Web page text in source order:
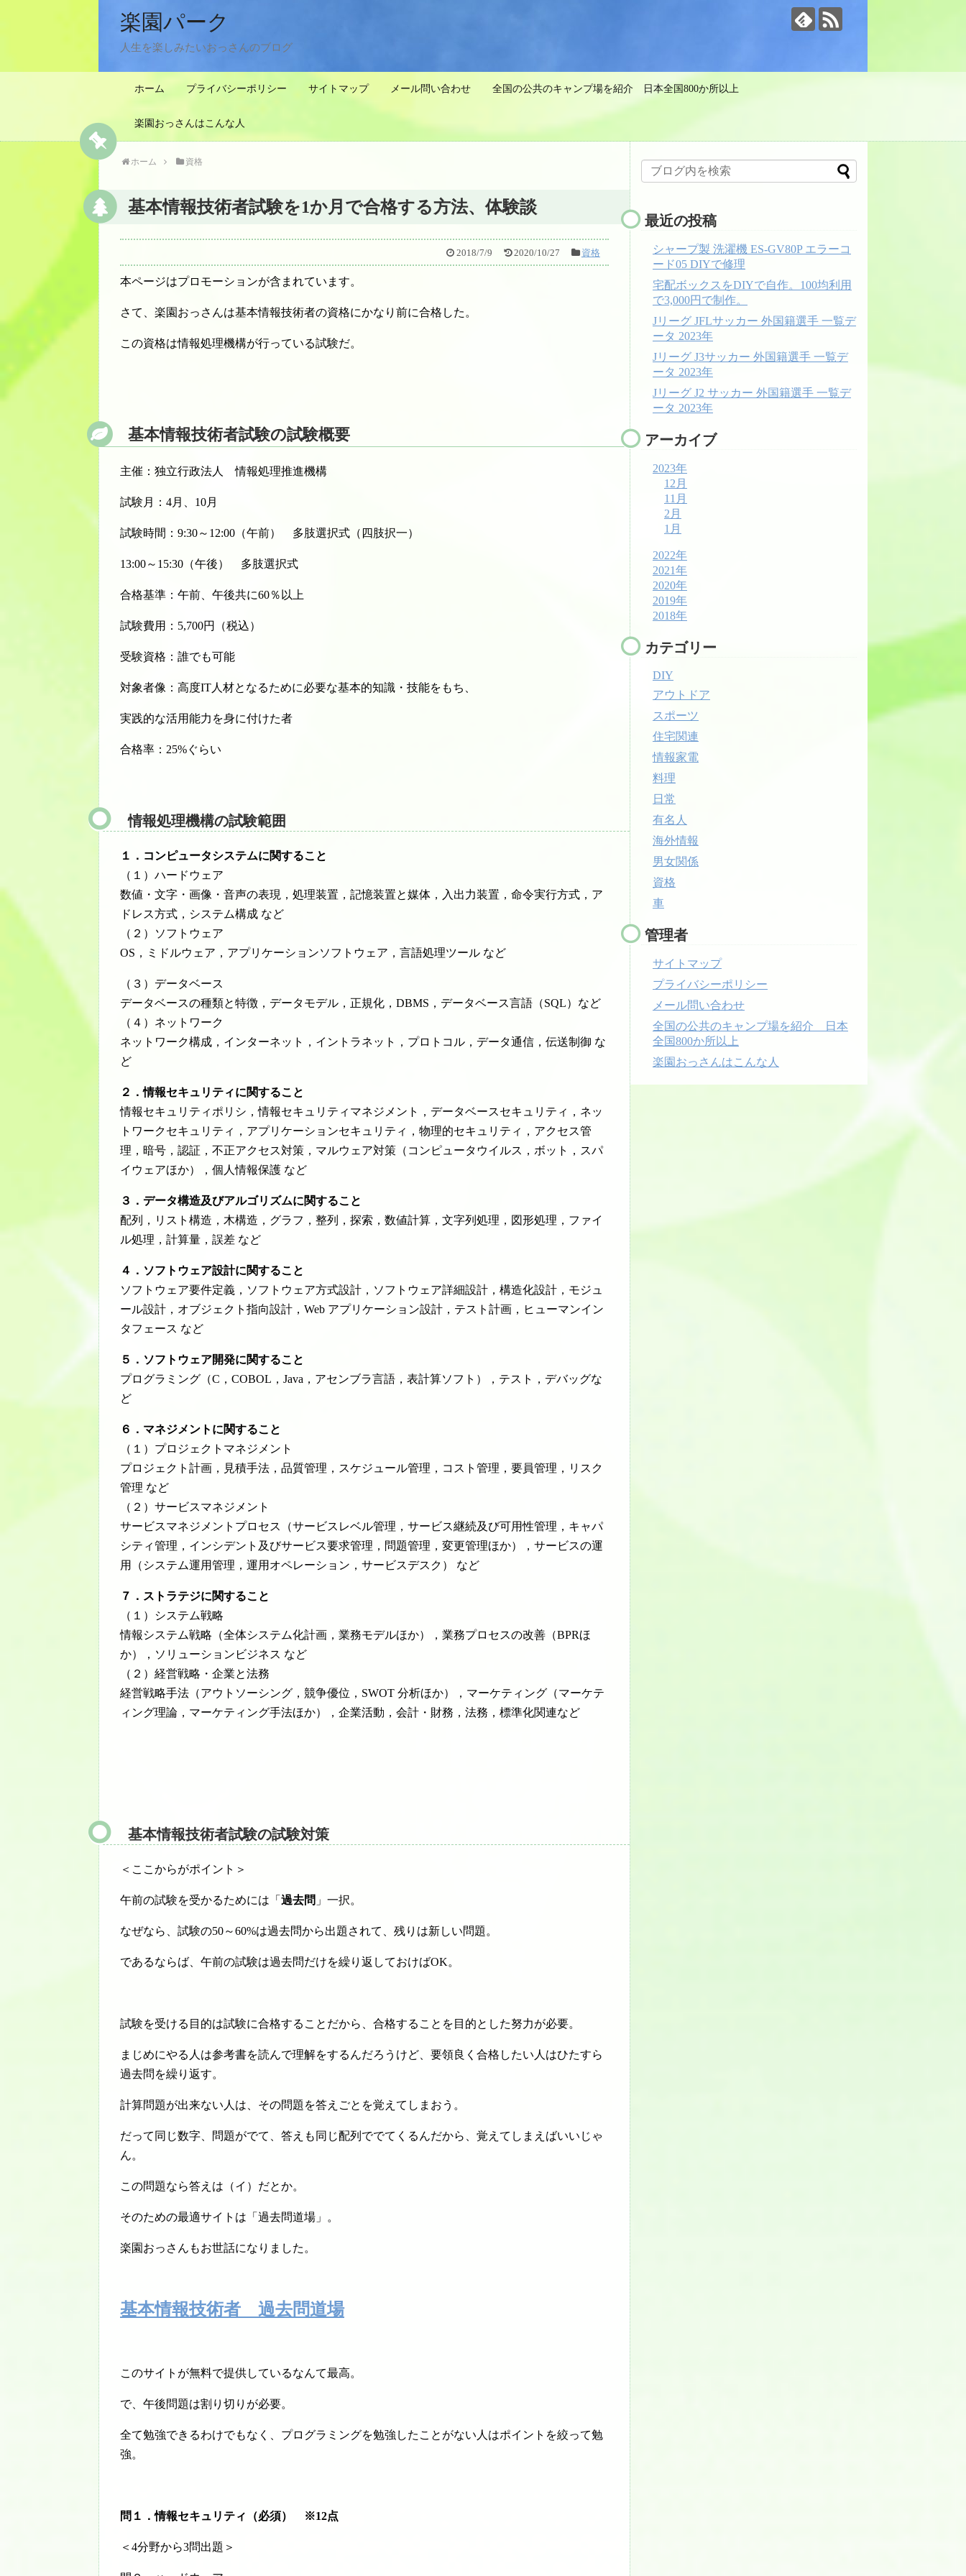
楽園パーク
人生を楽しみたいおっさんのブログ
ホーム プライバシーポリシー サイトマップ メール問い合わせ 全国の公共のキャンプ場を紹介 日本全国800か所以上
楽園おっさんはこんな人
ホーム 資格
基本情報技術者試験を1か月で合格する方法、体験談
2018/7/9 2020/10/27 資格
本ページはプロモーションが含まれています。
さて、楽園おっさんは基本情報技術者の資格にかなり前に合格した。
この資格は情報処理機構が行っている試験だ。
基本情報技術者試験の試験概要
主催：独立行政法人 情報処理推進機構
試験月：4月、10月
試験時間：9:30～12:00（午前） 多肢選択式（四肢択一）
13:00～15:30（午後） 多肢選択式
合格基準：午前、午後共に60％以上
試験費用：5,700円（税込）
受験資格：誰でも可能
対象者像：高度IT人材となるために必要な基本的知識・技能をもち、
実践的な活用能力を身に付けた者
合格率：25%ぐらい
情報処理機構の試験範囲
１．コンピュータシステムに関すること
（１）ハードウェア
数値・文字・画像・音声の表現，処理装置，記憶装置と媒体，入出力装置，命令実行方式，ア
ドレス方式，システム構成 など
（２）ソフトウェア
OS，ミドルウェア，アプリケーションソフトウェア，言語処理ツール など
（３）データベース
データベースの種類と特徴，データモデル，正規化，DBMS，データベース言語（SQL）など
（４）ネットワーク
ネットワーク構成，インターネット，イントラネット，プロトコル，データ通信，伝送制御 な
ど
２．情報セキュリティに関すること
情報セキュリティポリシ，情報セキュリティマネジメント，データベースセキュリティ，ネッ
トワークセキュリティ，アプリケーションセキュリティ，物理的セキュリティ，アクセス管
理，暗号，認証，不正アクセス対策，マルウェア対策（コンピュータウイルス，ボット，スパ
イウェアほか），個人情報保護 など
３．データ構造及びアルゴリズムに関すること
配列，リスト構造，木構造，グラフ，整列，探索，数値計算，文字列処理，図形処理，ファイ
ル処理，計算量，誤差 など
４．ソフトウェア設計に関すること
ソフトウェア要件定義，ソフトウェア方式設計，ソフトウェア詳細設計，構造化設計，モジュ
ール設計，オブジェクト指向設計，Web アプリケーション設計，テスト計画，ヒューマンイン
タフェース など
５．ソフトウェア開発に関すること
プログラミング（C，COBOL，Java，アセンブラ言語，表計算ソフト），テスト，デバッグな
ど
６．マネジメントに関すること
（１）プロジェクトマネジメント
プロジェクト計画，見積手法，品質管理，スケジュール管理，コスト管理，要員管理，リスク
管理 など
（２）サービスマネジメント
サービスマネジメントプロセス（サービスレベル管理，サービス継続及び可用性管理，キャパ
シティ管理，インシデント及びサービス要求管理，問題管理，変更管理ほか），サービスの運
用（システム運用管理，運用オペレーション，サービスデスク） など
７．ストラテジに関すること
（１）システム戦略
情報システム戦略（全体システム化計画，業務モデルほか），業務プロセスの改善（BPRほ
か），ソリューションビジネス など
（２）経営戦略・企業と法務
経営戦略手法（アウトソーシング，競争優位，SWOT 分析ほか），マーケティング（マーケテ
ィング理論，マーケティング手法ほか），企業活動，会計・財務，法務，標準化関連など
基本情報技術者試験の試験対策
＜ここからがポイント＞
午前の試験を受かるためには「 過去問 」一択。
なぜなら、試験の50～60%は過去問から出題されて、残りは新しい問題。
であるならば、午前の試験は過去問だけを繰り返しておけばOK。
試験を受ける目的は試験に合格することだから、合格することを目的とした努力が必要。
まじめにやる人は参考書を読んで理解をするんだろうけど、要領良く合格したい人はひたすら
過去問を繰り返す。
計算問題が出来ない人は、その問題を答えごとを覚えてしまおう。
だって同じ数字、問題がでて、答えも同じ配列ででてくるんだから、覚えてしまえばいいじゃ
ん。
この問題なら答えは（イ）だとか。
そのための最適サイトは「過去問道場」。
楽園おっさんもお世話になりました。
基本情報技術者 過去問道場
このサイトが無料で提供しているなんて最高。
で、午後問題は割り切りが必要。
全て勉強できるわけでもなく、プログラミングを勉強したことがない人はポイントを絞って勉
強。
問１．情報セキュリティ（必須） ※12点
＜4分野から3問出題＞
最近の投稿
シャープ製 洗濯機 ES-GV80P エラーコ
ード05 DIYで修理
宅配ボックスをDIYで自作。100均利用
で3,000円で制作。
Jリーグ JFLサッカー 外国籍選手 一覧デ
ータ 2023年
Jリーグ J3サッカー 外国籍選手 一覧デ
ータ 2023年
Jリーグ J2 サッカー 外国籍選手 一覧デ
ータ 2023年
アーカイブ
2023年
12月
11月
2月
1月
2022年
2021年
2020年
2019年
2018年
カテゴリー
DIY
アウトドア
スポーツ
住宅関連
情報家電
料理
日常
有名人
海外情報
男女関係
資格
車
管理者
サイトマップ
プライバシーポリシー
メール問い合わせ
全国の公共のキャンプ場を紹介 日本
全国800か所以上
楽園おっさんはこんな人